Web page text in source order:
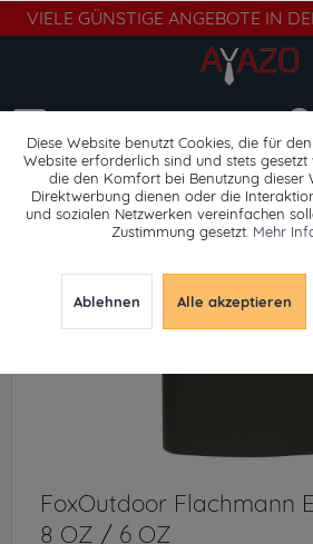
VIELE GÜNSTIGE ANGEBOTE IN
Trinkflaschen & Boxen
FoxOutdoor Flachmann
8 OZ / 6 OZ
Diese Website benutzt Cookies, die für
Website erforderlich sind und stets gesetzt
die den Komfort bei Benutzung dieser
Direktwerbung dienen oder die
und sozialen Netzwerken vereinfachen
Zustimmung gesetzt. Mehr
Ablehnen Alle akzeptieren